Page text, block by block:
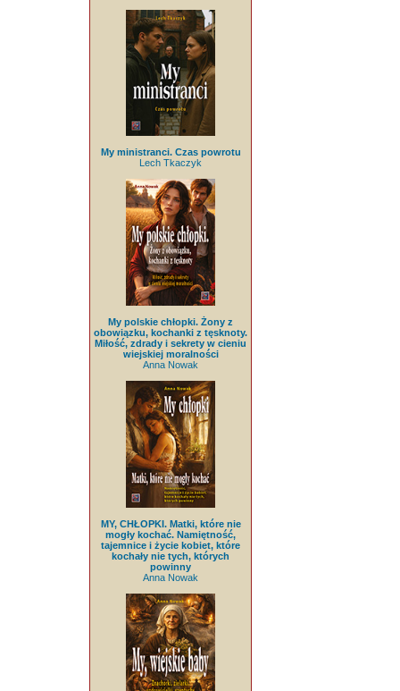
My ministranci. Czas powrotu
Lech Tkaczyk
My polskie chłopki. Żony z
obowiązku, kochanki z tęsknoty.
Miłość, zdrady i sekrety w cieniu
wiejskiej moralności
Anna Nowak
MY, CHŁOPKI. Matki, które nie
mogły kochać. Namiętność,
tajemnice i życie kobiet, które
kochały nie tych, których
powinny
Anna Nowak